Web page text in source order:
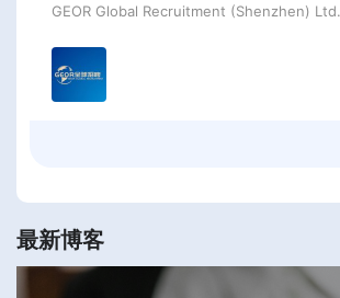
GEOR Global Recruitment (Shenzhen) Ltd.
最新博客